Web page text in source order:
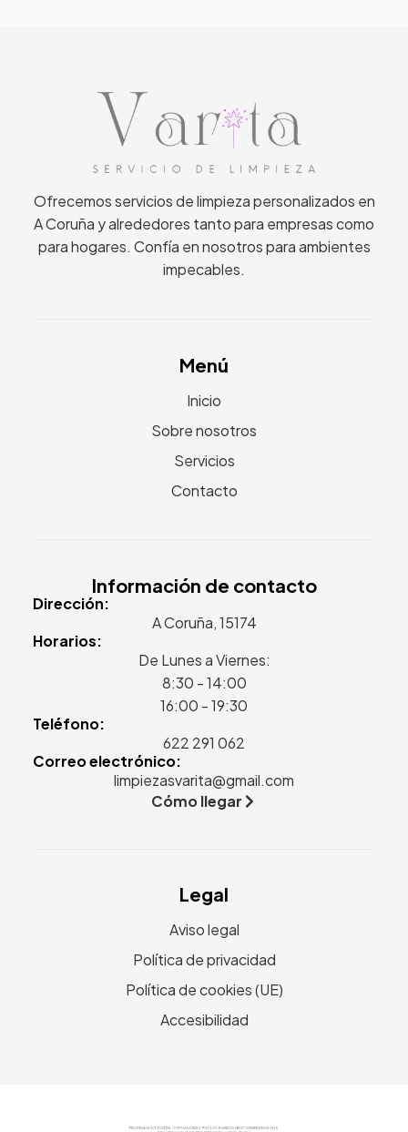
Ofrecemos servicios de limpieza personalizados en
A Coruña y alrededores tanto para empresas como
para hogares. Confía en nosotros para ambientes
impecables.
Menú
Inicio
Sobre nosotros
Servicios
Contacto
Información de contacto
Dirección:
A Coruña, 15174
Horarios:
De Lunes a Viernes:
8:30 - 14:00
16:00 - 19:30
Teléfono:
622 291 062
Correo electrónico:
limpiezasvarita@gmail.com
Cómo llegar
Legal
Aviso legal
Política de privacidad
Política de cookies (UE)
Accesibilidad